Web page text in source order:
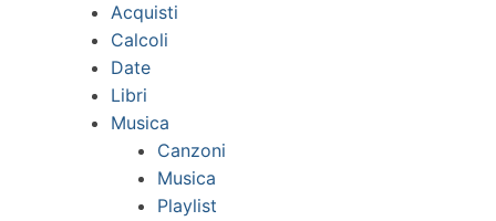
Acquisti
Calcoli
Date
Libri
Musica
Canzoni
Musica
Playlist